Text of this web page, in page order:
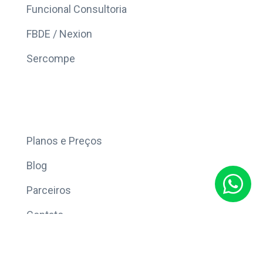
Funcional Consultoria
FBDE / Nexion
Sercompe
Planos e Preços
Blog
Parceiros
Contato